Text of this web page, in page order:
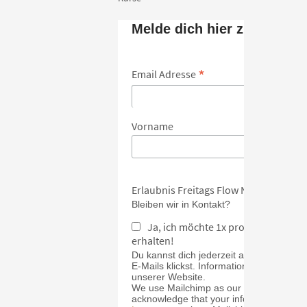
Melde dich hier zum
Email Adresse *
Vorname
Erlaubnis Freitags Flow Newsletter
Bleiben wir in Kontakt?
Ja, ich möchte 1x pro Monat
erhalten!
Du kannst dich jederzeit abmelden,
E-Mails klickst. Informationen zu
unserer Website.
We use Mailchimp as our marketing
acknowledge that your information will